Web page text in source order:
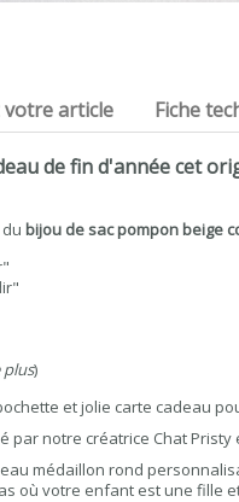
votre article Fiche
de fin d'année cet
bijou de sac pompon beige
plus)
et jolie carte cadeau
par notre créatrice Chat
médaillon rond
où votre enfant est une fille